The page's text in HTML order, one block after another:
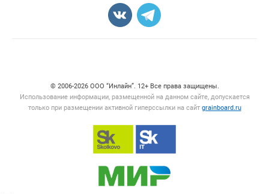
© 2006‑2026 ООО “Инлайн”. 12+ Все права защищены.
Использование информации, размещенной на данном сайте, допускается
только при размещении активной гиперссылки на сайт grainboard.ru